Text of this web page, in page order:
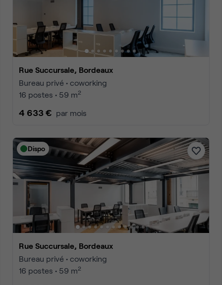
Rue Succursale, Bordeaux
Bureau privé • coworking
16 postes • 59 m2
4 633 € par mois
Dispo
Rue Succursale, Bordeaux
Bureau privé • coworking
16 postes • 59 m2